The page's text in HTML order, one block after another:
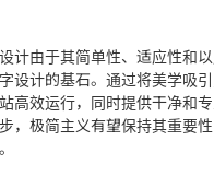
计由于其简单性、适应性和以
设计的基石。通过将美学吸
高效运行，同时提供干净和
，极简主义有望保持其重要